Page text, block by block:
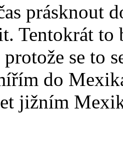
prásknout
Tentokrát
se to
do
jižním